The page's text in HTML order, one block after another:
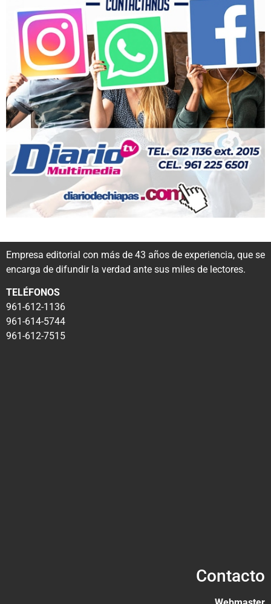
Empresa editorial con más de 43 años de experiencia, que se
encarga de difundir la verdad ante sus miles de lectores.
TELÉFONOS
961-612-1136
961-614-5744
961-612-7515
Contacto